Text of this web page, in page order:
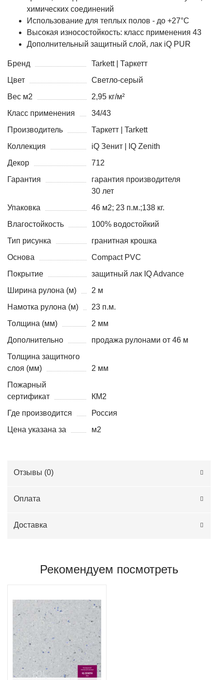
химических соединений
Использование для теплых полов - до +27°С
Высокая износостойкость: класс применения 43
Дополнительный защитный слой, лак iQ PUR
Бренд
Tarkett | Таркетт
Цвет
Светло-серый
Вес м2
2,95 кг/м²
Класс применения
34/43
Производитель
Таркетт | Tarkett
Коллекция
iQ Зенит | IQ Zenith
Декор
712
Гарантия
гарантия производителя
30 лет
Упаковка
46 м2; 23 п.м.;138 кг.
Влагостойкость
100% водостойкий
Тип рисунка
гранитная крошка
Основа
Compact PVC
Покрытие
защитный лак IQ Advance
Ширина рулона (м)
2 м
Намотка рулона (м)
23 п.м.
Толщина (мм)
2 мм
Дополнительно
продажа рулонами от 46 м
Толщина защитного
слоя (мм)
2 мм
Пожарный
сертификат
КМ2
Где производится
Россия
Цена указана за
м2
Отзывы (0)
Оплата
Доставка
Рекомендуем посмотреть